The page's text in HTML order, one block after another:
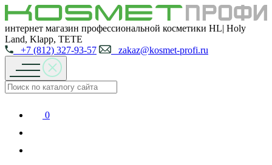
интернет магазин профессиональной косметики HL| Holy
Land, Klapp, TETE
+7 (812) 327-93-57
zakaz@kosmet-profi.ru
0